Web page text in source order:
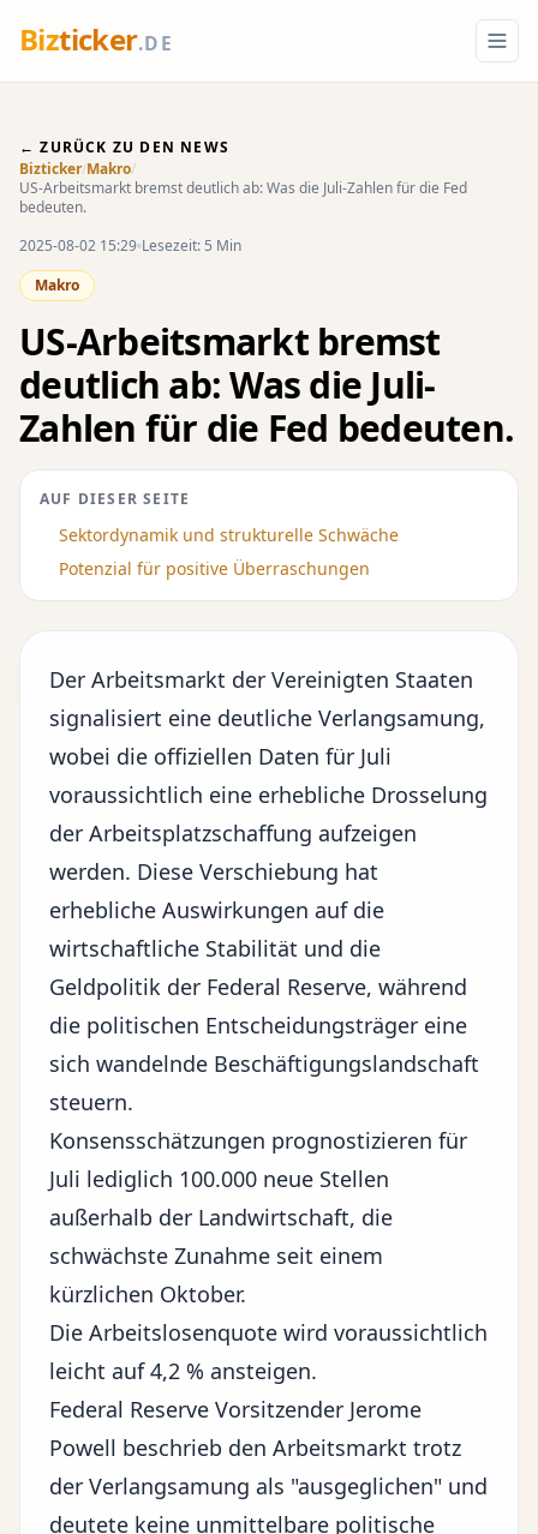
Bizticker.DE
← ZURÜCK ZU DEN NEWS
Bizticker/Makro/
US-Arbeitsmarkt bremst deutlich ab: Was die Juli-Zahlen für die Fed
bedeuten.
2025-08-02 15:29 Lesezeit: 5 Min
Makro
US-Arbeitsmarkt bremst
deutlich ab: Was die Juli-
Zahlen für die Fed bedeuten.
AUF DIESER SEITE
Sektordynamik und strukturelle Schwäche
Potenzial für positive Überraschungen
Der Arbeitsmarkt der Vereinigten Staaten
signalisiert eine deutliche Verlangsamung,
wobei die offiziellen Daten für Juli
voraussichtlich eine erhebliche Drosselung
der Arbeitsplatzschaffung aufzeigen
werden. Diese Verschiebung hat
erhebliche Auswirkungen auf die
wirtschaftliche Stabilität und die
Geldpolitik der Federal Reserve, während
die politischen Entscheidungsträger eine
sich wandelnde Beschäftigungslandschaft
steuern.
Konsensschätzungen prognostizieren für
Juli lediglich 100.000 neue Stellen
außerhalb der Landwirtschaft, die
schwächste Zunahme seit einem
kürzlichen Oktober.
Die Arbeitslosenquote wird voraussichtlich
leicht auf 4,2 % ansteigen.
Federal Reserve Vorsitzender Jerome
Powell beschrieb den Arbeitsmarkt trotz
der Verlangsamung als "ausgeglichen" und
deutete keine unmittelbare politische